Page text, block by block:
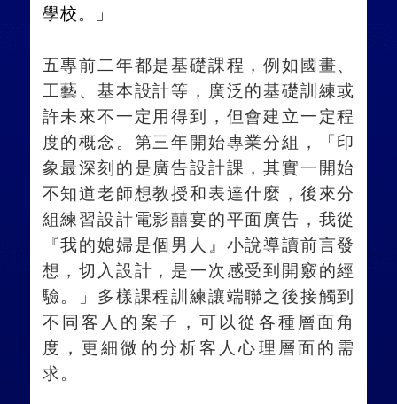
學校。」
五專前二年都是基礎課程，例如國畫、
工藝、基本設計等，廣泛的基礎訓練或
許未來不一定用得到，但會建立一定程
度的概念。第三年開始專業分組，「印
象最深刻的是廣告設計課，其實一開始
不知道老師想教授和表達什麼，後來分
組練習設計電影囍宴的平面廣告，我從
『我的媳婦是個男人』小說導讀前言發
想，切入設計，是一次感受到開竅的經
驗。」多樣課程訓練讓端聯之後接觸到
不同客人的案子，可以從各種層面角
度，更細微的分析客人心理層面的需
求。